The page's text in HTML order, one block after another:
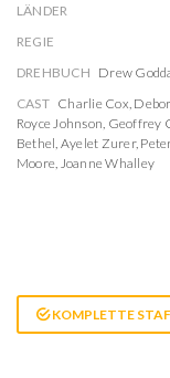
LÄNDER
REGIE
DREHBUCH Drew
CAST Charlie Cox,
Royce Johnson, Geoffrey
Bethel, Ayelet Zurer,
Moore, Joanne Whalley
KOMPLETTE